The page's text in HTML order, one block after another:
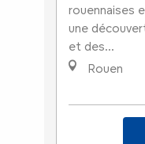
rouennaises
une
et des...
Rouen